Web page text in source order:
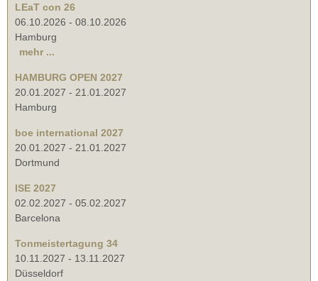
LEaT con 26
06.10.2026 - 08.10.2026
Hamburg
mehr ...
HAMBURG OPEN 2027
20.01.2027 - 21.01.2027
Hamburg
boe international 2027
20.01.2027 - 21.01.2027
Dortmund
ISE 2027
02.02.2027 - 05.02.2027
Barcelona
Tonmeistertagung 34
10.11.2027 - 13.11.2027
Düsseldorf